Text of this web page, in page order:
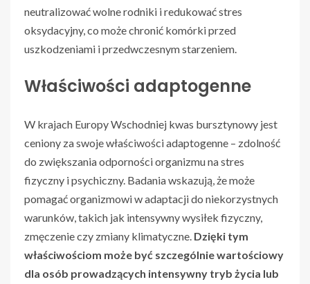
neutralizować wolne rodniki i redukować stres
oksydacyjny, co może chronić komórki przed
uszkodzeniami i przedwczesnym starzeniem.
Właściwości adaptogenne
W krajach Europy Wschodniej kwas bursztynowy jest
ceniony za swoje właściwości adaptogenne – zdolność
do zwiększania odporności organizmu na stres
fizyczny i psychiczny. Badania wskazują, że może
pomagać organizmowi w adaptacji do niekorzystnych
warunków, takich jak intensywny wysiłek fizyczny,
zmęczenie czy zmiany klimatyczne. Dzięki tym
właściwościom może być szczególnie wartościowy
dla osób prowadzących intensywny tryb życia lub